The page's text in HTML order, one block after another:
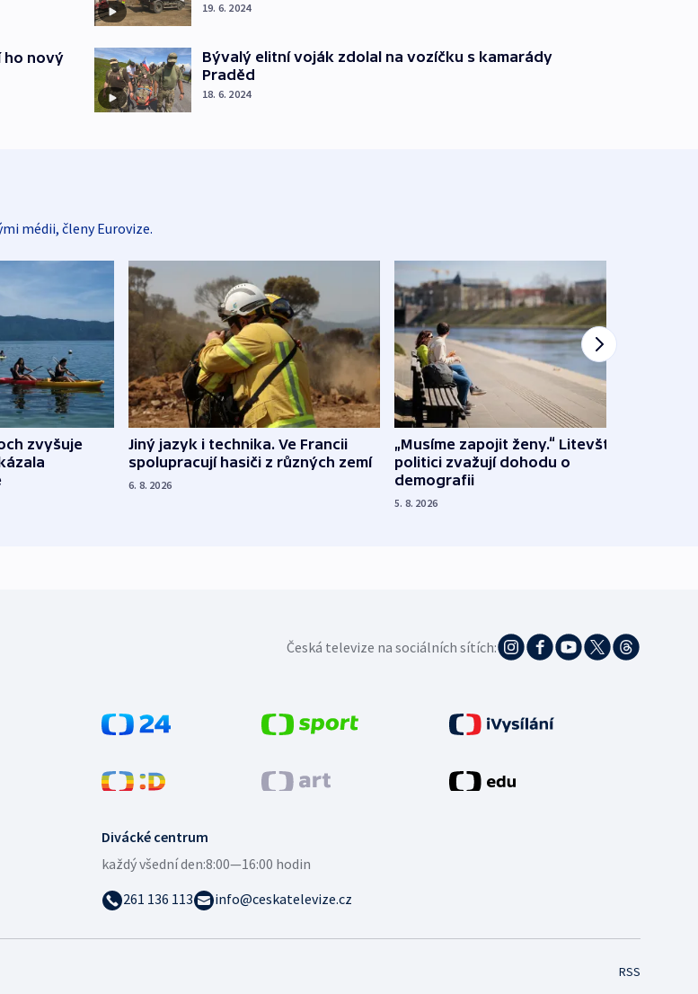
ho nový
19. 6. 2024
Bývalý elitní voják zdolal na vozíčku s kamarády
Praděd
18. 6. 2024
médii, členy Eurovize.
zvyšuje
Jiný jazyk i technika. Ve Francii
spolupracují hasiči z různých zemí
6. 8. 2026
„Musíme zapojit ženy.“ Litevští
politici zvažují dohodu o
demografii
5. 8. 2026
Česká televize na sociálních sítích:
Divácké centrum
každý všední den:8:00—16:00 hodin
261 136 113
info@ceskatelevize.cz
RSS